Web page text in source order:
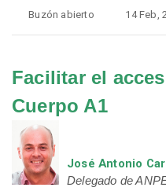
Buzón abierto 14 Feb,
Facilitar el
Cuerpo A1
José Antonio
Delegado de